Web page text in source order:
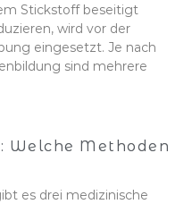
Stickstoff beseitigt
wird vor der
eingesetzt. Je nach
sind mehrere
Welche Methoden
es drei medizinische